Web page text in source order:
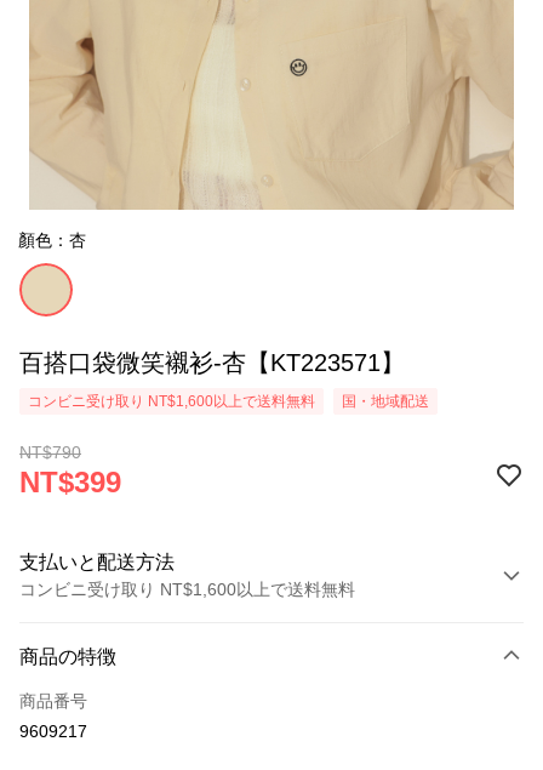
顏色：杏
百搭口袋微笑襯衫-杏【KT223571】
コンビニ受け取り NT$1,600以上で送料無料 国・地域配送
NT$790
NT$399
支払いと配送方法
コンビニ受け取り NT$1,600以上で送料無料
クレジットカード1回払い
コンビニ店頭代金引換
商品の特徴
商品番号
9609217